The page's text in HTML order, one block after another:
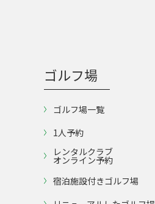
ゴルフ場
ゴルフ場一覧
1人予約
レンタルクラブ
オンライン予約
宿泊施設付きゴルフ場